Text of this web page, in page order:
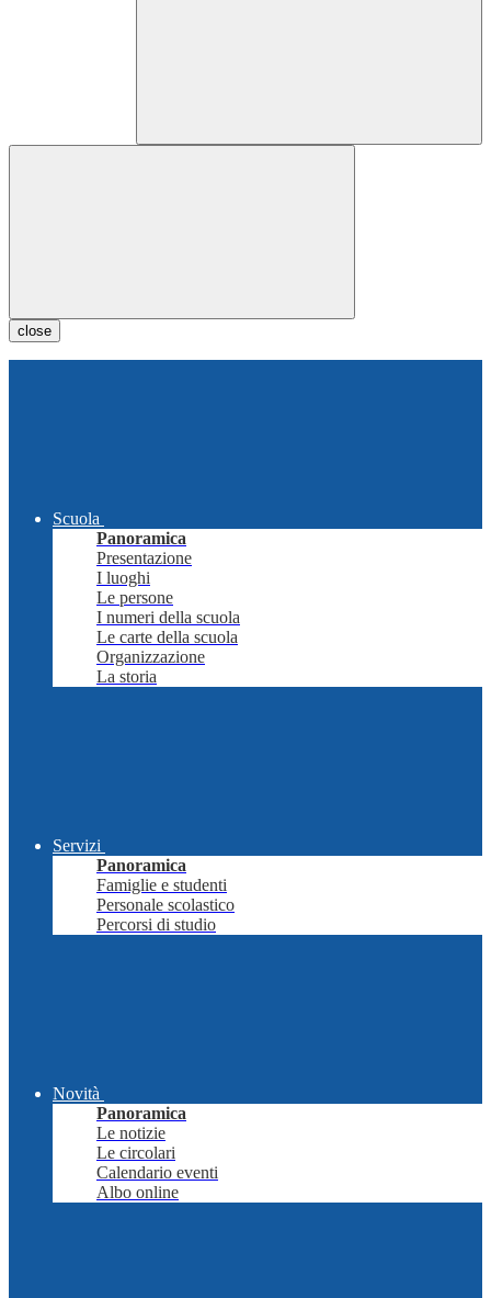
close
Scuola
Panoramica
Presentazione
I luoghi
Le persone
I numeri della scuola
Le carte della scuola
Organizzazione
La storia
Servizi
Panoramica
Famiglie e studenti
Personale scolastico
Percorsi di studio
Novità
Panoramica
Le notizie
Le circolari
Calendario eventi
Albo online